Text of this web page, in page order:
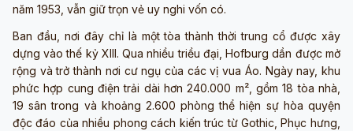
năm 1953, vẫn giữ trọn vẻ uy nghi vốn có.
Ban đầu, nơi đây chỉ là một tòa thành thời trung cổ được xây
dựng vào thế kỷ XIII. Qua nhiều triều đại, Hofburg dần được mở
rộng và trở thành nơi cư ngụ của các vị vua Áo. Ngày nay, khu
phức hợp cung điện trải dài hơn 240.000 m², gồm 18 tòa nhà,
19 sân trong và khoảng 2.600 phòng thể hiện sự hòa quyện
độc đáo của nhiều phong cách kiến trúc từ Gothic, Phục hưng,